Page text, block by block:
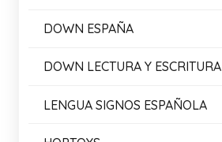
DOWN ESPAÑA
DOWN LECTURA Y ESCRITURA
LENGUA SIGNOS ESPAÑOLA